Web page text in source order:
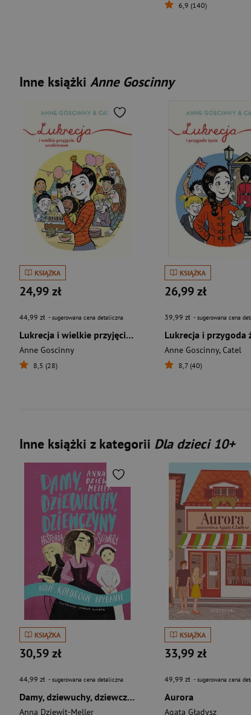
6,9 (140)
Inne książki Anne Goscinny
KSIĄŻKA
24,99 zł
44,99 zł - sugerowana cena detaliczna
Lukrecja i wielkie przyjęcie urodzinowe
Anne Goscinny
8,5 (28)
KSIĄŻKA
26,99 zł
39,99 zł - sugerowana cena
Lukrecja i przygoda
Anne Goscinny,Catel
8,7 (40)
Inne książki z kategorii Dla dzieci 10+
KSIĄŻKA
30,59 zł
44,99 zł - sugerowana cena detaliczna
Damy, dziewuchy, dziewczyny. Historia w spódnicy. Kolorowe wyd
Anna Dziewit-Meller
KSIĄŻKA
33,99 zł
49,99 zł - sugerowana cena
Aurora
Agata Gładysz